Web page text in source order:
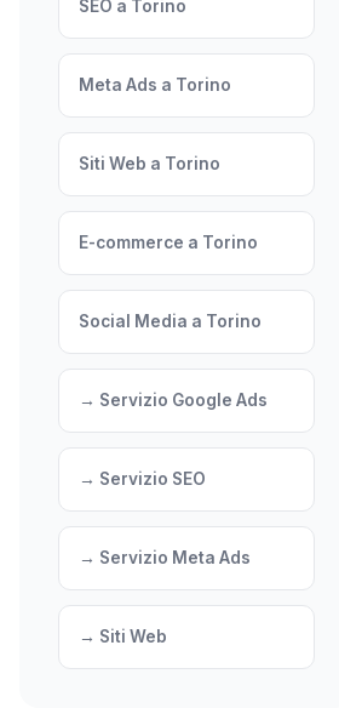
SEO a Torino
Meta Ads a Torino
Siti Web a Torino
E-commerce a Torino
Social Media a Torino
→ Servizio Google Ads
→ Servizio SEO
→ Servizio Meta Ads
→ Siti Web